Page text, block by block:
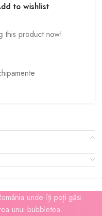
to wishlist
this product now!
unde îți poți găsi
unui bubbletea.